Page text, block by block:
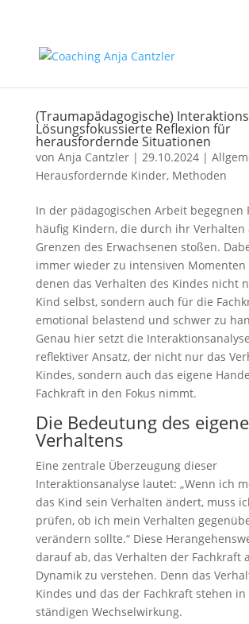
(Traumapädagogische)
Lösungsfokussierte Reflexion für
herausfordernde Situationen
von Anja Cantzler| 29.10.2024|
Herausfordernde Kinder, Methoden
In der pädagogischen Arbeit begegnen
häufig Kindern, die durch ihr Verhalten
Grenzen des Erwachsenen stoßen.
immer wieder zu intensiven Momenten
denen das Verhalten des Kindes nicht
Kind selbst, sondern auch für die
emotional belastend und schwer zu
Genau hier setzt die
reflektiver Ansatz, der nicht nur das
Kindes, sondern auch das eigene
Fachkraft in den Fokus nimmt.
Die Bedeutung des
Verhaltens
Eine zentrale Überzeugung dieser
Interaktionsanalyse lautet: „Wenn ich
das Kind sein Verhalten ändert, muss
prüfen, ob ich mein Verhalten
verändern sollte.“ Diese
darauf ab, das Verhalten der Fachkraft
Dynamik zu verstehen. Denn das
Kindes und das der Fachkraft stehen
ständigen Wechselwirkung.